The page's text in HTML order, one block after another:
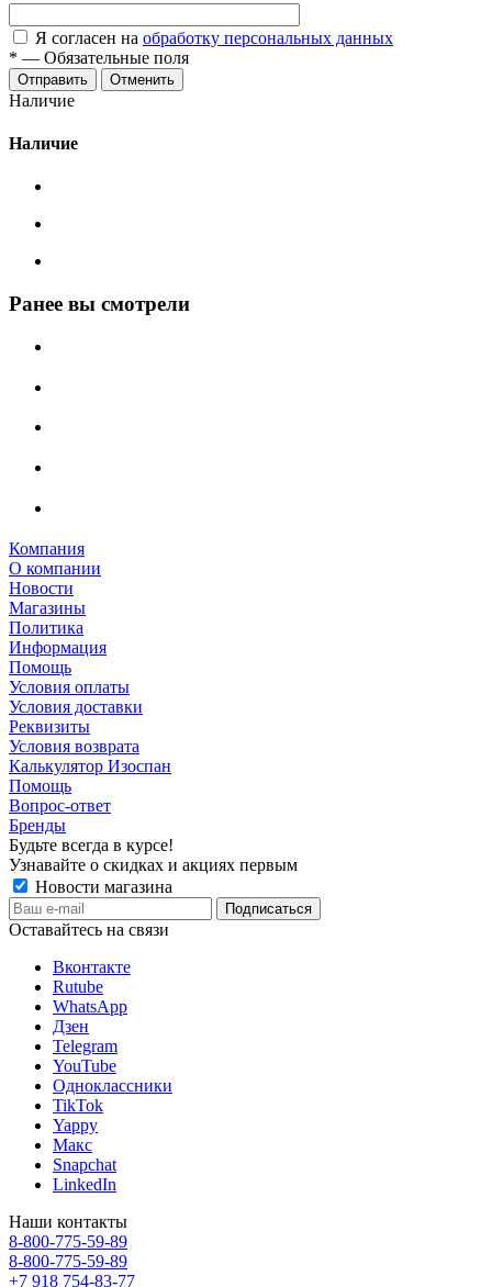
Я согласен на обработку персональных данных
* — Обязательные поля
Отменить
Наличие
Наличие
Ранее вы смотрели
Компания
О компании
Новости
Магазины
Политика
Информация
Помощь
Условия оплаты
Условия доставки
Реквизиты
Условия возврата
Калькулятор Изоспан
Помощь
Вопрос-ответ
Бренды
Будьте всегда в курсе!
Узнавайте о скидках и акциях первым
Новости магазина
Оставайтесь на связи
Вконтакте
Rutube
WhatsApp
Дзен
Telegram
YouTube
Одноклассники
TikTok
Yappy
Макс
Snapchat
LinkedIn
Наши контакты
8-800-775-59-89
8-800-775-59-89
+7 918 754-83-77